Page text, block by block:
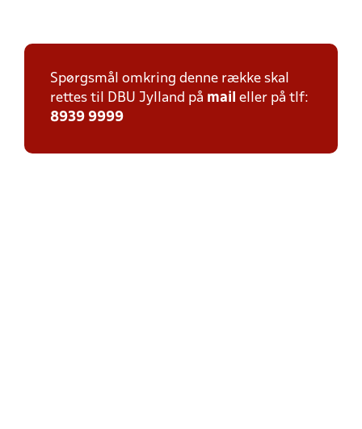
Spørgsmål omkring denne række skal
rettes til DBU Jylland på mail eller på tlf:
8939 9999